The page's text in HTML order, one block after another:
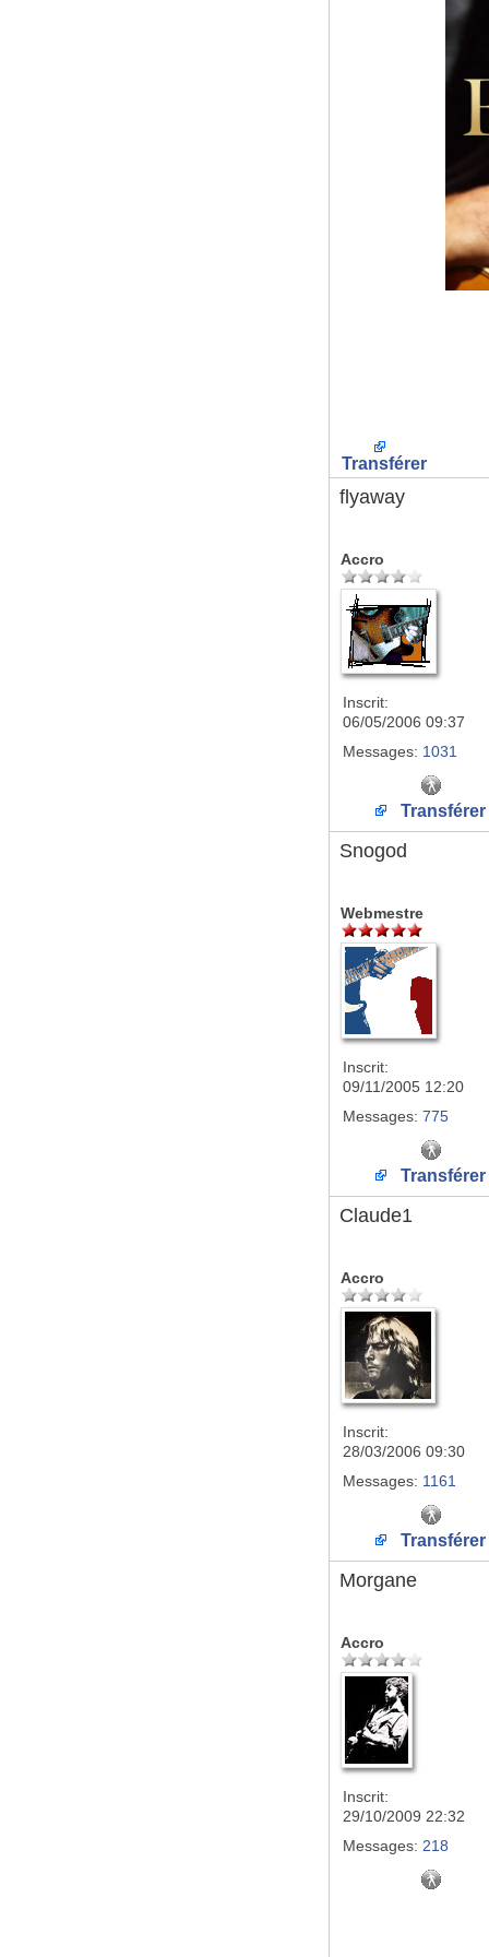
Transférer
flyaway
Accro
Inscrit:
06/05/2006 09:37
Messages: 1031
Transférer
Snogod
Webmestre
Inscrit:
09/11/2005 12:20
Messages: 775
Transférer
Claude1
Accro
Inscrit:
28/03/2006 09:30
Messages: 1161
Transférer
Morgane
Accro
Inscrit:
29/10/2009 22:32
Messages: 218